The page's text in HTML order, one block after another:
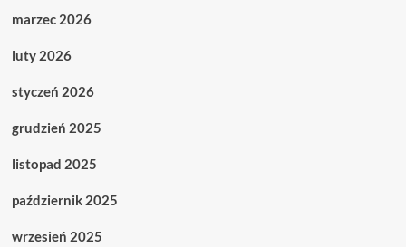
marzec 2026
luty 2026
styczeń 2026
grudzień 2025
listopad 2025
październik 2025
wrzesień 2025